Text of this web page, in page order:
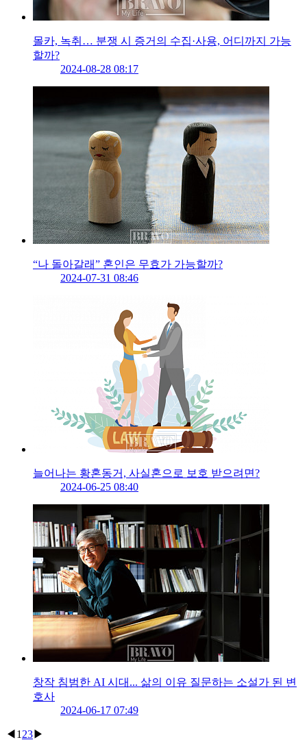
몰카, 녹취… 분쟁 시 증거의 수집·사용, 어디까지 가능
할까?
2024-08-28 08:17
“나 돌아갈래” 혼인은 무효가 가능할까?
2024-07-31 08:46
늘어나는 황혼동거, 사실혼으로 보호 받으려면?
2024-06-25 08:40
창작 침범한 AI 시대... 삶의 이유 질문하는 소설가 된 변
호사
2024-06-17 07:49
◀ 1 23▶